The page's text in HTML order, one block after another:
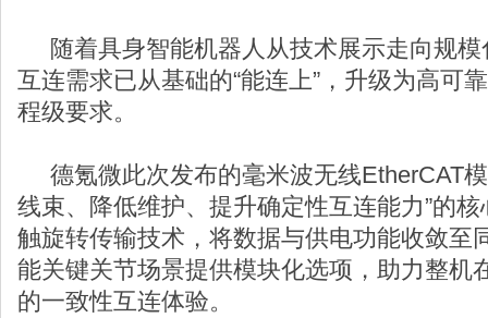
随着具身智能机器人从技术展示走向规模
互连需求已从基础的“能连上”，升级为高可
程级要求。
德氪微此次发布的毫米波无线EtherCAT
线束、降低维护、提升确定性互连能力”的
触旋转传输技术，将数据与供电功能收敛至
能关键关节场景提供模块化选项，助力整机
的一致性互连体验。